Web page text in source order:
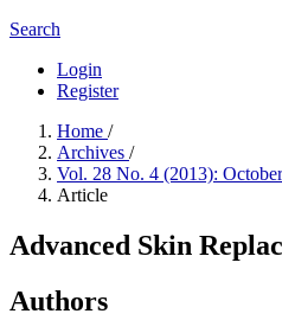
Search
Login
Register
Home /
Archives /
Vol. 28 No. 4 (2013):
Article
Advanced Skin
Authors